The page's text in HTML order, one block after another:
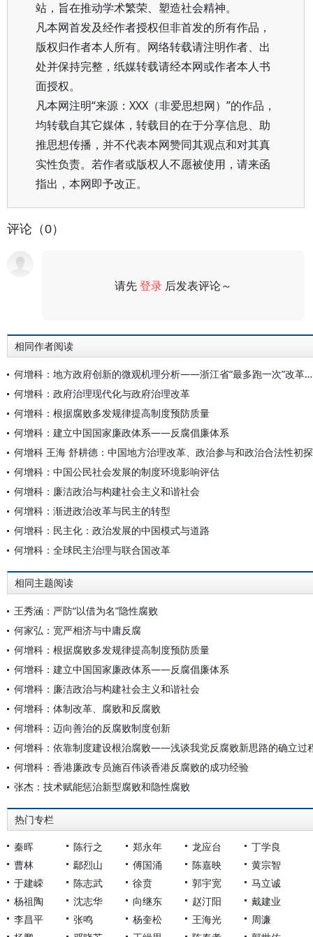
站，旨在推动学术繁荣、塑造社会精神。
凡本网首发及经作者授权但非首发的所有作品，
版权归作者本人所有。网络转载请注明作者、出
处并保持完整，纸媒转载请经本网或作者本人书
面授权。
凡本网注明“来源：XXX（非爱思想网）”的作品，
均转载自其它媒体，转载目的在于分享信息、助
推思想传播，并不代表本网赞同其观点和对其真
实性负责。若作者或版权人不愿被使用，请来函
指出，本网即予改正。
评论（0）
请先登录 后发表评论～
相同作者阅读
何增科：地方政府创新的微观机理分析——浙江省“最多跑一次”改革案例研究
何增科：政府治理现代化与政府治理改革
何增科：根据腐败多发规律提高制度预防质量
何增科：建立中国国家廉政体系——反腐倡廉体系
何增科 王海 舒耕德：中国地方治理改革、政治参与和政治合法性初探
何增科：中国公民社会发展的制度环境影响评估
何增科：廉洁政治与构建社会主义和谐社会
何增科：渐进政治改革与民主的转型
何增科：民主化：政治发展的中国模式与道路
何增科：全球民主治理与联合国改革
相同主题阅读
王秀涵：严防“以借为名”隐性腐败
何家弘：宽严相济与中庸反腐
何增科：根据腐败多发规律提高制度预防质量
何增科：建立中国国家廉政体系——反腐倡廉体系
何增科：廉洁政治与构建社会主义和谐社会
何增科：体制改革、腐败和反腐败
何增科：迈向善治的反腐败制度创新
何增科：依靠制度建设根治腐败——浅谈我党反腐败新思路的确立过
何增科：香港廉政专员施百伟谈香港反腐败的成功经验
张杰：技术赋能惩治新型腐败和隐性腐败
热门专栏
秦晖 陈行之 郑永年 龙应台
丁学良
曹林
鄢烈山 傅国涌 陈嘉映
黄宗智
于建嵘
陈志武 徐贲 郭宇宽
马立诚
杨祖陶
沈志华 向继东 赵汀阳
戴建业
李昌平
张鸣 杨奎松 王海光
周濂